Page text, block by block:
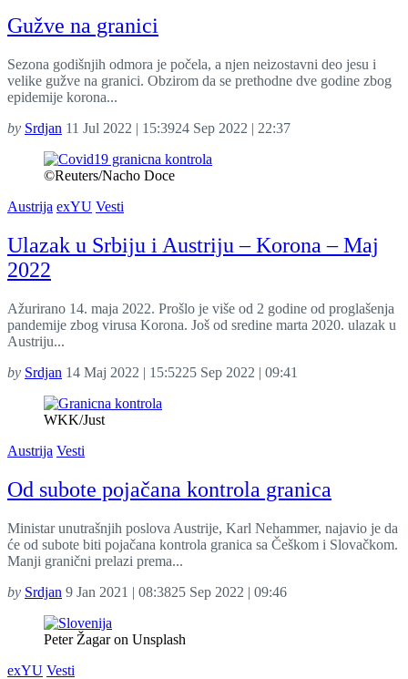
Gužve na granici
Sezona godišnjih odmora je počela, a njen neizostavni deo jesu i
velike gužve na granici. Obzirom da se prethodne dve godine zbog
epidemije korona...
by Srdjan 11 Jul 2022 | 15:3924 Sep 2022 | 22:37
©Reuters/Nacho Doce
Austrija exYU Vesti
Ulazak u Srbiju i Austriju – Korona – Maj
2022
Ažurirano 14. maja 2022. Prošlo je više od 2 godine od proglašenja
pandemije zbog virusa Korona. Još od sredine marta 2020. ulazak u
Austriju...
by Srdjan 14 Maj 2022 | 15:5225 Sep 2022 | 09:41
WKK/Just
Austrija Vesti
Od subote pojačana kontrola granica
Ministar unutrašnjih poslova Austrije, Karl Nehammer, najavio je da
će od subote biti pojačana kontrola granica sa Češkom i Slovačkom.
Manji granični prelazi prema...
by Srdjan 9 Jan 2021 | 08:3825 Sep 2022 | 09:46
Peter Žagar on Unsplash
exYU Vesti